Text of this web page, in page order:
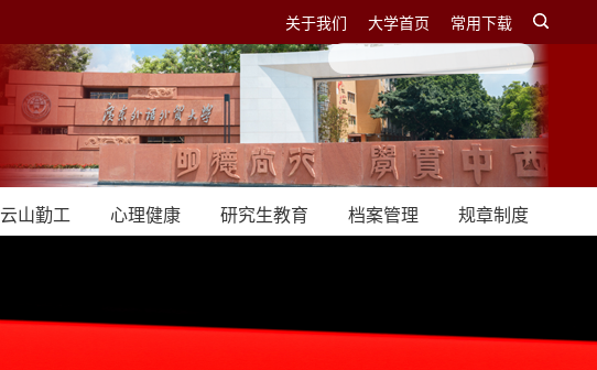
关于我们 大学首页 常用下载
云山勤工 心理健康 研究生教育 档案管理 规章制度